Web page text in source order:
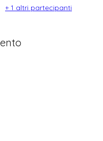
+ 1 altri partecipanti